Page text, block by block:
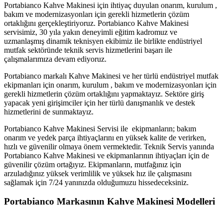
Portabianco Kahve Makinesi için ihtiyaç duyulan onarım, kurulum ,
bakım ve modernizasyonları için gerekli hizmetlerin çözüm
ortaklığını gerçekleştiriyoruz. Portabianco Kahve Makinesi
servisimiz, 30 yıla yakın deneyimli eğitim kadromuz ve
uzmanlaşmış dinamik teknisyen ekibimiz ile birlikte endüstriyel
mutfak sektöründe teknik servis hizmetlerini başarı ile
çalışmalarımıza devam ediyoruz.
Portabianco markalı Kahve Makinesi ve her türlü endüstriyel mutfak
ekipmanları için onarım, kurulum , bakım ve modernizasyonları için
gerekli hizmetlerin çözüm ortaklığını yapmaktayız. Sektöre giriş
yapacak yeni girişimciler için her türlü danışmanlık ve destek
hizmetlerini de sunmaktayız.
Portabianco Kahve Makinesi Servisi ile ekipmanların; bakım
onarım ve yedek parça ihtiyaçlarını en yüksek kalite de verirken,
hızlı ve güvenilir olmaya önem vermektedir. Teknik Servis yanında
Portabianco Kahve Makinesi ve ekipmanlarının ihtiyaçları için de
güvenilir çözüm ortağıyız. Ekipmanların, mutfağınız için
arzuladığınız yüksek verimlilik ve yüksek hız ile çalışmasını
sağlamak için 7/24 yanınızda olduğumuzu hissedeceksiniz.
Portabianco Markasının Kahve Makinesi Modelleri